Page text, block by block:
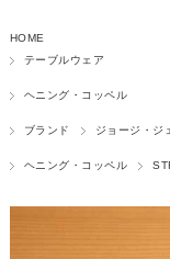
HOME
テーブルウェア
ヘニング・コッペル
ブランド ジョージ・ジ
ヘニング・コッペル